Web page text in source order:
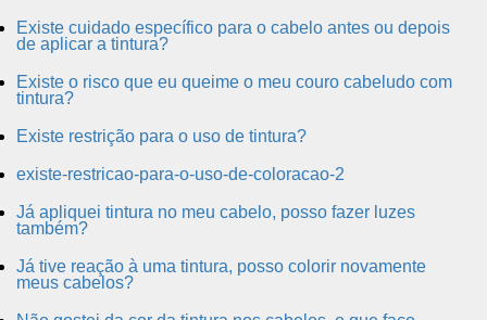
Existe cuidado específico para o cabelo antes ou depois
de aplicar a tintura?
Existe o risco que eu queime o meu couro cabeludo com
tintura?
Existe restrição para o uso de tintura?
existe-restricao-para-o-uso-de-coloracao-2
Já apliquei tintura no meu cabelo, posso fazer luzes
também?
Já tive reação à uma tintura, posso colorir novamente
meus cabelos?